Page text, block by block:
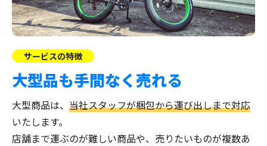
サービスの特徴
大型品も手間なく売れる
大型商品は、 当社スタッフが梱包から運び出しまで対応
いたします。
店舗まで運ぶのが難しい商品や、売りたいものが複数あ